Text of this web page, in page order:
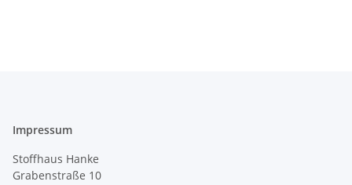
Impressum
Stoffhaus Hanke
Grabenstraße 10